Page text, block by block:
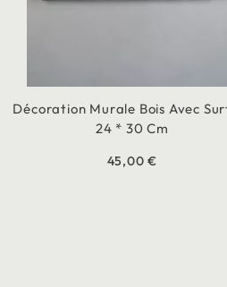
Décoration Murale Bois Avec
24 * 30 Cm
45,00 €